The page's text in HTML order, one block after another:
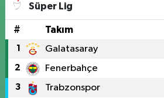
Süper Lig
# Takım
1 Galatasaray
2 Fenerbahçe
3 Trabzonspor